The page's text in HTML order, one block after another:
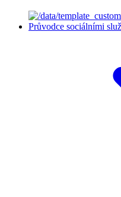
Průvodce sociálními